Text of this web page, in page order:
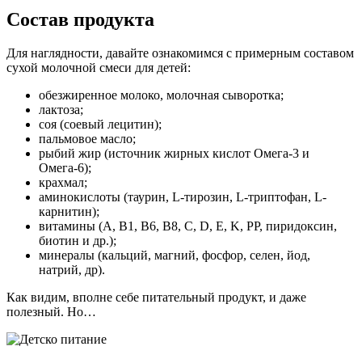
Состав продукта
Для наглядности, давайте ознакомимся с примерным составом
сухой молочной смеси для детей:
обезжиренное молоко, молочная сыворотка;
лактоза;
соя (соевый лецитин);
пальмовое масло;
рыбий жир (источник жирных кислот Омега-3 и
Омега-6);
крахмал;
аминокислоты (таурин, L-тирозин, L-триптофан, L-
карнитин);
витамины (А, В1, В6, В8, С, D, E, K, РР, пиридоксин,
биотин и др.);
минералы (кальций, магний, фосфор, селен, йод,
натрий, др).
Как видим, вполне себе питательный продукт, и даже
полезный. Но…